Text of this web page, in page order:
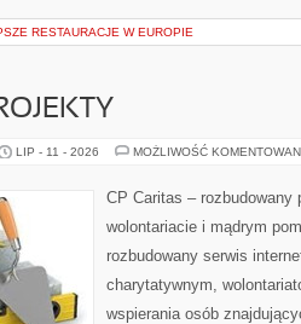
RESTAURACJE W EUROPIE
LIP - 11 - 2026 MOŻLIWOŚĆ
CP Caritas – rozbudowany
wolontariacie i mądrym
rozbudowany serwis
charytatywnym,
wspierania osób